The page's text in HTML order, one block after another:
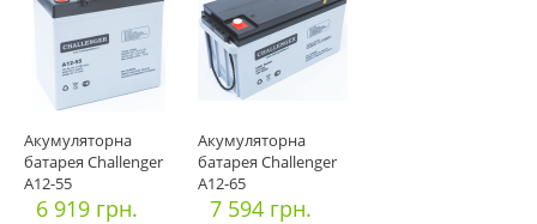
Акумуляторна
батарея Challenger
A12-55
6 919 грн.
Акумуляторна
батарея Challenger
A12-65
7 594 грн.